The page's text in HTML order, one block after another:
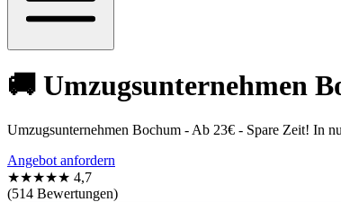
🚚 Umzugsunternehmen
Umzugsunternehmen Bochum - Ab 23€ - Spare Zeit! In
Angebot anfordern
★★★★★ 4,7
(514 Bewertungen)